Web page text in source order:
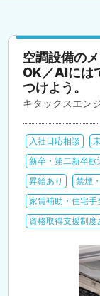
空調設備の
OK／AIには
つけよう。
キタックスエン
入社日応相談
新卒・第二新卒歓
昇給あり
禁煙
家賃補助・住宅手
資格取得支援制度